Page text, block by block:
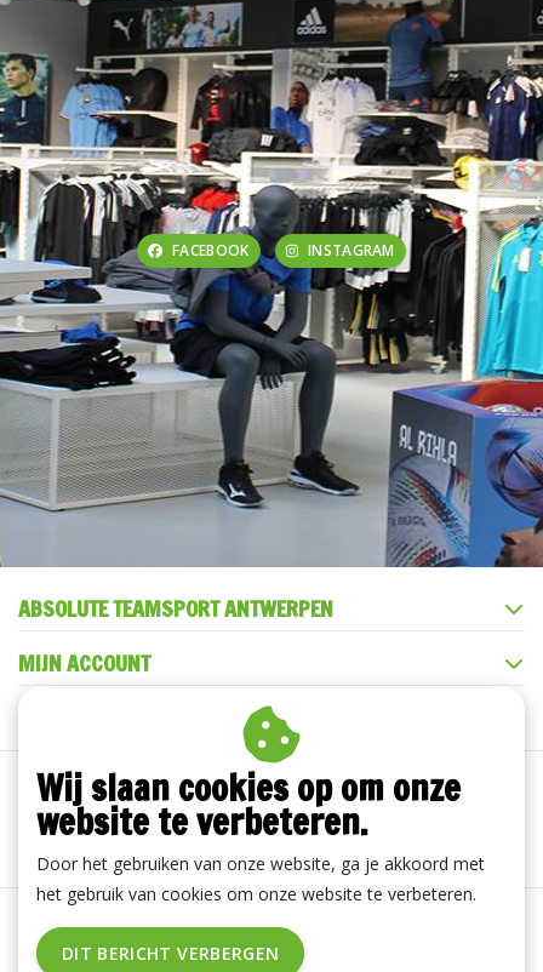
FACEBOOK INSTAGRAM
ABSOLUTE TEAMSPORT ANTWERPEN
MIJN ACCOUNT
Algemene voorwaarden | Disclaimer
RSS Feed
Wij slaan cookies op om onze
website te verbeteren.
Door het gebruiken van onze website, ga je akkoord met
het gebruik van cookies om onze website te verbeteren.
DIT BERICHT VERBERGEN